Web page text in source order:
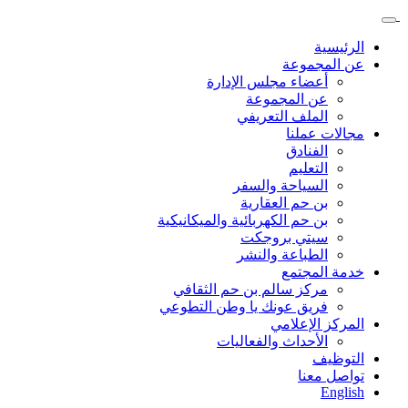
الرئيسية
عن المجموعة
أعضاء مجلس الإدارة
عن المجموعة
الملف التعريفي
مجالات عملنا
الفنادق
التعليم
السياحة والسفر
بن حم العقارية
بن حم الكهربائية والميكانيكية
سيتي بروجكت
الطباعة والنشر
خدمة المجتمع
مركز سالم بن حم الثقافي
فريق عونك يا وطن التطوعي
المركز الإعلامي
الأحداث والفعاليات
التوظيف
تواصل معنا
English